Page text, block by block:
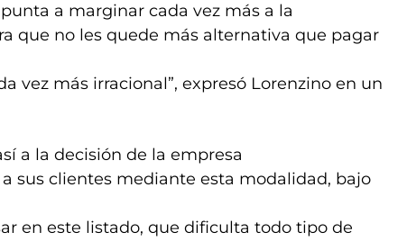
a marginar cada vez más a la
que no les quede más alternativa que pagar
vez más irracional”, expresó Lorenzino en un
a la decisión de la empresa
sus clientes mediante esta modalidad, bajo
en este listado, que dificulta todo tipo de